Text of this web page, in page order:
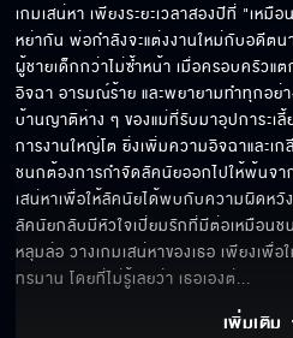
มันก็แค่ละคร
ยังมีอีกหลา
ป้อนข้าวกันถึ
เกมเสน่หา เพียงระยะเวลาสองปีที่ "เหมื
หย่ากัน พ่อกำลังจะแต่งงานใหม่กับอดีตน
ผู้ชายเด็กกว่าไม่ซ้ำหน้า เมื่อครอบครัวแ
อิจฉา อารมณ์ร้าย และพยายามทำทุกอ
บ้านญาติห่าง ๆ ของแม่ที่รับมาอุปการะเ
การงานใหญ่โต ยิ่งเพิ่มความอิจฉาและเ
ชนกต้องการกำจัดลัคนัยออกไปให้พ้นจา
เสน่หาเพื่อให้ลัคนัยได้พบกับความผิดหวั
ลัคนัยกลับมีหัวใจเปี่ยมรักที่มีต่อเหมือนช
หลุมล่อ วางเกมเสน่หาของเธอ เพียงเพื่
ทรมาน โดยที่ไม่รู้เลยว่า เธอเองต่...
เพิ่มเติม